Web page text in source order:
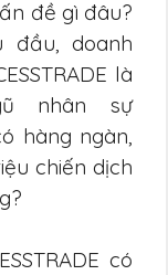
đề gì đâu?
đầu, doanh
là
nhân sự
hàng ngàn,
chiến dịch
có